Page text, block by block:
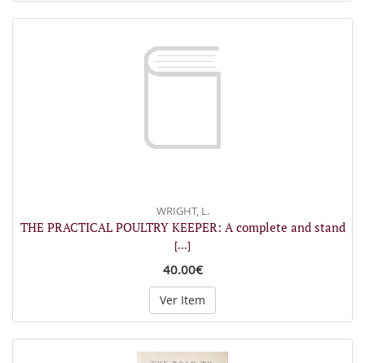
WRIGHT, L.
THE PRACTICAL POULTRY KEEPER: A complete and stand
[...]
40.00€
Ver Item